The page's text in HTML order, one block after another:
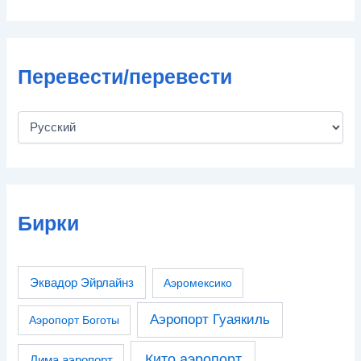
Перевести/перевести
Бирки
Эквадор Эйрлайнз Аэромексико
Аэропорт Боготы Аэропорт Гуаякиль